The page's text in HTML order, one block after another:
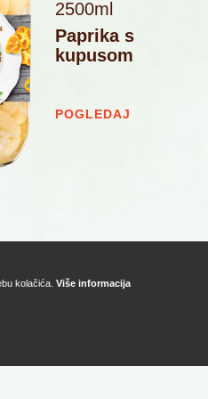
kolačića. Više informacija
2500ml
Paprika s
kupusom
POGLEDAJ